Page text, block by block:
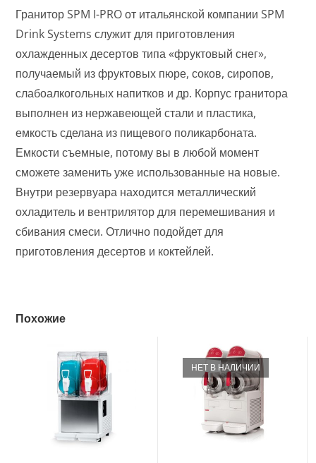
Гранитор SPM I-PRO от итальянской компании SPM
Drink Systems служит для приготовления
охлажденных десертов типа «фруктовый снег»,
получаемый из фруктовых пюре, соков, сиропов,
слабоалкогольных напитков и др. Корпус гранитора
выполнен из нержавеющей стали и пластика,
емкость сделана из пищевого поликарбоната.
Емкости съемные, потому вы в любой момент
сможете заменить уже использованные на новые.
Внутри резервуара находится металлический
охладитель и вентрилятор для перемешивания и
сбивания смеси. Отлично подойдет для
приготовления десертов и коктейлей.
Похожие
НЕТ В НАЛИЧИИ